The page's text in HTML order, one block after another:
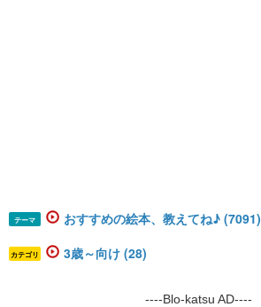
テーマ おすすめの絵本、教えてね♪ (7091)
カテゴリ 3歳～向け (28)
----Blo-katsu AD----